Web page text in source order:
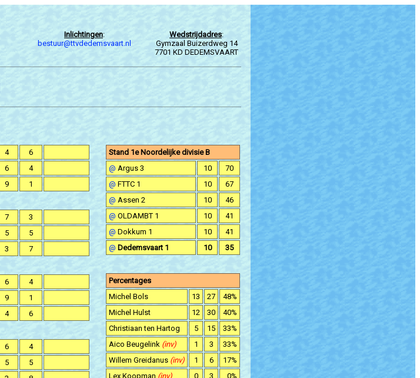
Inlichtingen:
bestuur@ttvdedemsvaart.nl
Wedstrijdadres:
Gymzaal Buizerdweg 14
7701 KD DEDEMSVAART
4
6
6
4
9 1
7
3
5
5
3 7
6
4
9
1
4 6
6
4
5
5
Stand 1e Noordelijke divisie B
@ Argus 3 10
70
@ FTTC 1 10
67
@ Assen 2 10
46
@ OLDAMBT 1 10
41
@ Dokkum 1 10
41
@ Dedemsvaart 1 10 35
Percentages
Michel Bols
13 27
48%
Michel Hulst
12 30
40%
Christiaan ten Hartog
5 15
33%
Aico Beugelink (inv) 1 3
33%
Willem Greidanus (inv) 1 6
17%
Lex Koopman (inv) 0 3
0%